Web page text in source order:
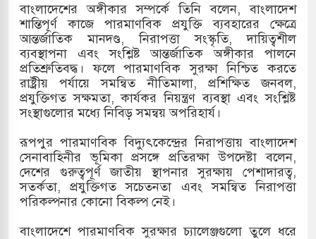
বাংলাদেশের অঙ্গীকার সম্পর্কে তিনি বলেন, বাংলাদেশ
শান্তিপূর্ণ কাজে পারমাণবিক প্রযুক্তি ব্যবহারের ক্ষেত্রে
আন্তর্জাতিক মানদণ্ড, নিরাপত্তা সংস্কৃতি, দায়িত্বশীল
ব্যবস্থাপনা এবং সংশ্লিষ্ট আন্তর্জাতিক অঙ্গীকার পালনে
প্রতিশ্রুতিবদ্ধ। ফলে পারমাণবিক সুরক্ষা নিশ্চিত করতে
রাষ্ট্রীয় পর্যায়ে সমন্বিত নীতিমালা, প্রশিক্ষিত জনবল,
প্রযুক্তিগত সক্ষমতা, কার্যকর নিয়ন্ত্রণ ব্যবস্থা এবং সংশ্লিষ্ট
সংস্থাগুলোর মধ্যে নিবিড় সমন্বয় অপরিহার্য।
রূপপুর পারমাণবিক বিদ্যুৎকেন্দ্রের নিরাপত্তায় বাংলাদেশ
সেনাবাহিনীর ভূমিকা প্রসঙ্গে প্রতিরক্ষা উপদেষ্টা বলেন,
দেশের গুরুত্বপূর্ণ জাতীয় স্থাপনার সুরক্ষায় পেশাদারত্ব,
সতর্কতা, প্রযুক্তিগত সচেতনতা এবং সমন্বিত নিরাপত্তা
পরিকল্পনার কোনো বিকল্প নেই।
বাংলাদেশে পারমাণবিক সুরক্ষার চ্যালেঞ্জগুলো তুলে ধরে